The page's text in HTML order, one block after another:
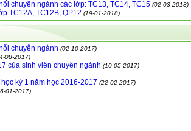
chuyên ngành các lớp: TC13, TC14, TC15 (02-03-2018)
TC12A, TC12B, QP12 (19-01-2018)
chuyên ngành (02-10-2017)
08-2017)
của sinh viên chuyên ngành (10-05-2017)
kỳ 1 năm học 2016-2017 (22-02-2017)
01-2017)